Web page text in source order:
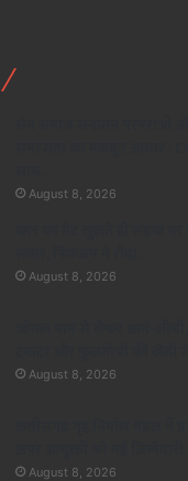
August 8, 2026
August 8, 2026
August 8, 2026
August 8, 2026